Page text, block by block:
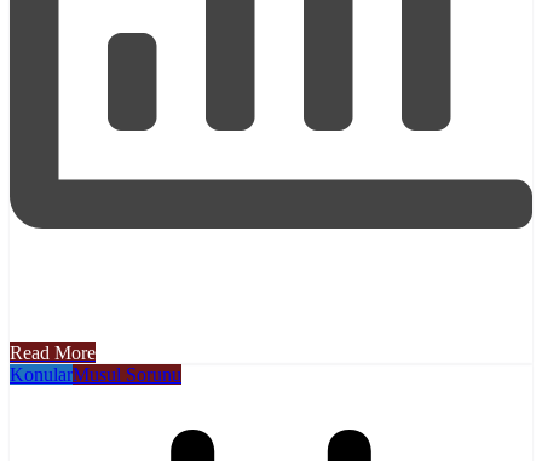
Read More
KonularMusul Sorunu